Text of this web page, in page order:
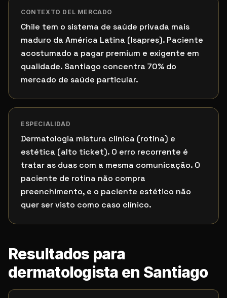
CONTEXTO DEL MERCADO
Chile tem o sistema de saúde privada mais
maduro da América Latina (Isapres). Paciente
acostumado a pagar premium e exigente em
qualidade. Santiago concentra 70% do
mercado de saúde particular.
ESPECIALIDAD
Dermatologia mistura clínica (rotina) e
estética (alto ticket). O erro recorrente é
tratar as duas com a mesma comunicação. O
paciente de rotina não compra
preenchimento, e o paciente estético não
quer ser visto como caso clínico.
Resultados para
dermatologista en Santiago